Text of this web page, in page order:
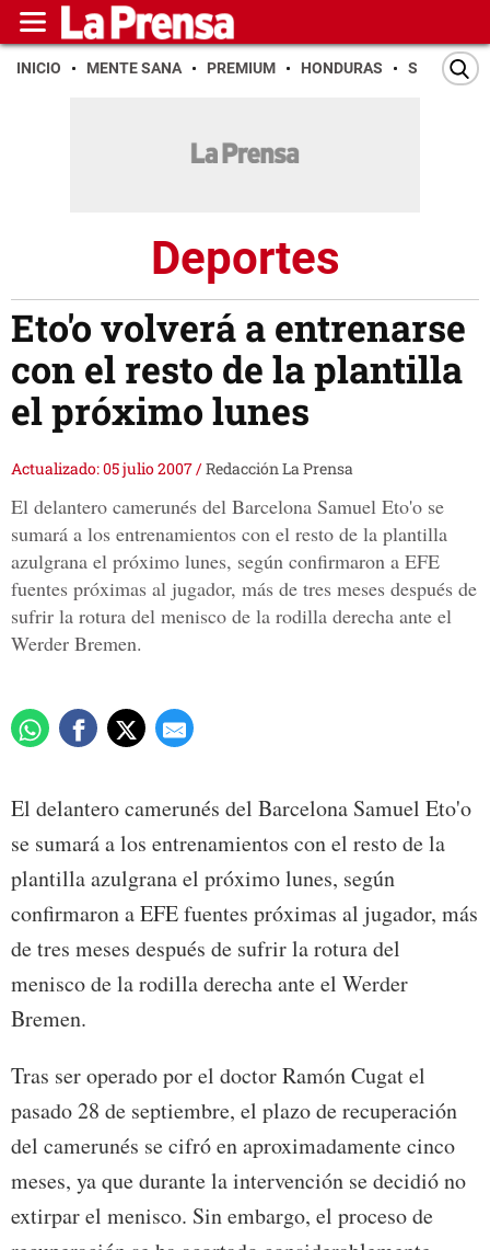
INICIO MENTE SANA PREMIUM HONDURAS SAN PEDRO
Deportes
Eto'o volverá a entrenarse
con el resto de la plantilla
el próximo lunes
Actualizado: 05 julio 2007/Redacción La Prensa
El delantero camerunés del Barcelona Samuel Eto'o se
sumará a los entrenamientos con el resto de la plantilla
azulgrana el próximo lunes, según confirmaron a EFE
fuentes próximas al jugador, más de tres meses después de
sufrir la rotura del menisco de la rodilla derecha ante el
Werder Bremen.
El delantero camerunés del Barcelona Samuel Eto'o
se sumará a los entrenamientos con el resto de la
plantilla azulgrana el próximo lunes, según
confirmaron a EFE fuentes próximas al jugador, más
de tres meses después de sufrir la rotura del
menisco de la rodilla derecha ante el Werder
Bremen.
Tras ser operado por el doctor Ramón Cugat el
pasado 28 de septiembre, el plazo de recuperación
del camerunés se cifró en aproximadamente cinco
meses, ya que durante la intervención se decidió no
extirpar el menisco. Sin embargo, el proceso de